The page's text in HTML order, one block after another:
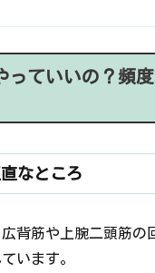
っていいの？頻
なところ
背筋や上腕二頭筋の
います。